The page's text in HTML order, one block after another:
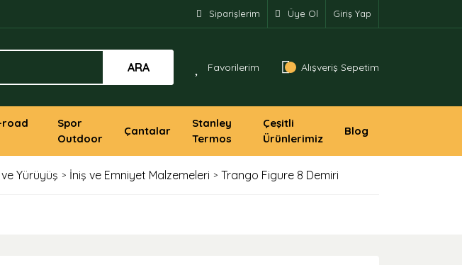
Siparişlerim Üye Ol Giriş Yap
ARA Favorilerim Alışveriş Sepetim
Spor
Outdoor
Çantalar
Stanley
Termos
Çeşitli
Ürünlerimiz
Blog
ve Yürüyüş İniş ve Emniyet Malzemeleri Trango Figure 8 Demiri